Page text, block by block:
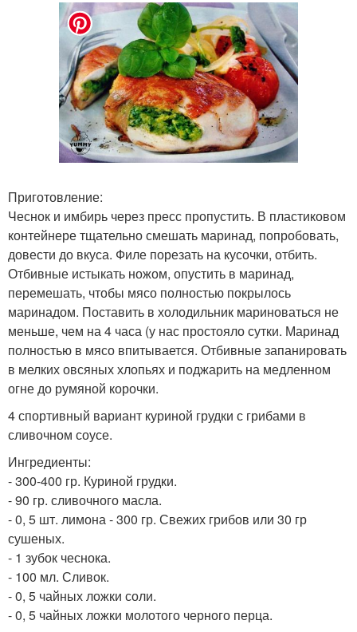
Приготовление:
Чеснок и имбирь через пресс пропустить. В пластиковом
контейнере тщательно смешать маринад, попробовать,
довести до вкуса. Филе порезать на кусочки, отбить.
Отбивные истыкать ножом, опустить в маринад,
перемешать, чтобы мясо полностью покрылось
маринадом. Поставить в холодильник мариноваться не
меньше, чем на 4 часа (у нас простояло сутки. Маринад
полностью в мясо впитывается. Отбивные запанировать
в мелких овсяных хлопьях и поджарить на медленном
огне до румяной корочки.
4 спортивный вариант куриной грудки с грибами в
сливочном соусе.
Ингредиенты:
- 300-400 гр. Куриной грудки.
- 90 гр. сливочного масла.
- 0, 5 шт. лимона - 300 гр. Свежих грибов или 30 гр
сушеных.
- 1 зубок чеснока.
- 100 мл. Сливок.
- 0, 5 чайных ложки соли.
- 0, 5 чайных ложки молотого черного перца.